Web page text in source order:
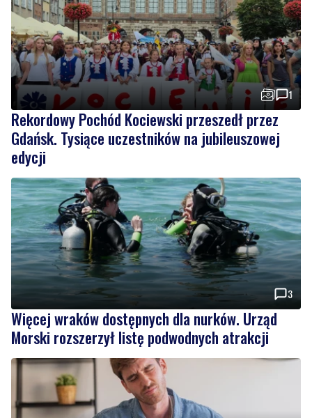
Rekordowy Pochód Kociewski przeszedł przez
Gdańsk. Tysiące uczestników na jubileuszowej
edycji
Więcej wraków dostępnych dla nurków. Urząd
Morski rozszerzył listę podwodnych atrakcji